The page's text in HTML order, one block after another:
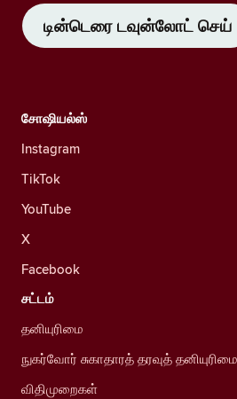
டின்டெரை டவுன்லோட் செய்
சோஷியல்ஸ்
Instagram
TikTok
YouTube
X
Facebook
சட்டம்
தனியுரிமை
நுகர்வோர் சுகாதாரத் தரவுத்
விதிமுறைகள்